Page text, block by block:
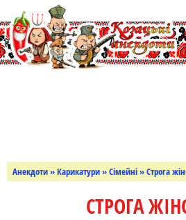
Анекдоти»Карикатури»Сімейні» Строга
СТРОГА